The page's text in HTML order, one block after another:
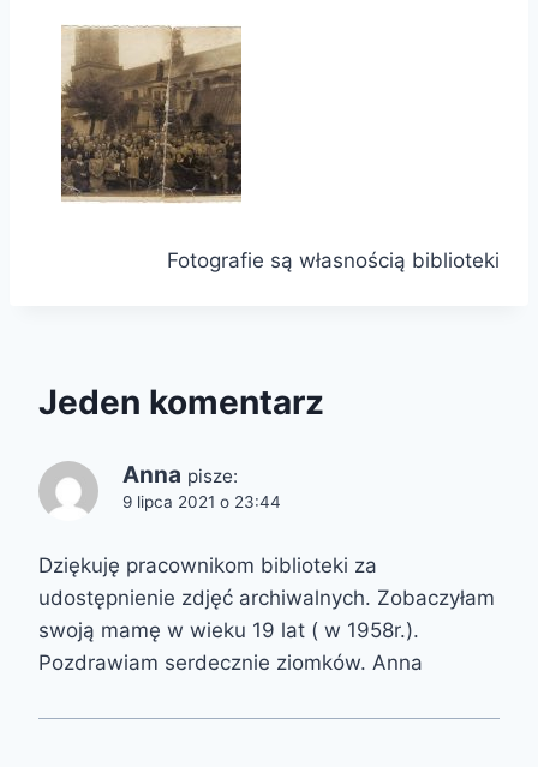
Fotografie są własnością biblioteki
Jeden komentarz
Anna pisze:
9 lipca 2021 o 23:44
Dziękuję pracownikom biblioteki za
udostępnienie zdjęć archiwalnych. Zobaczyłam
swoją mamę w wieku 19 lat ( w 1958r.).
Pozdrawiam serdecznie ziomków. Anna